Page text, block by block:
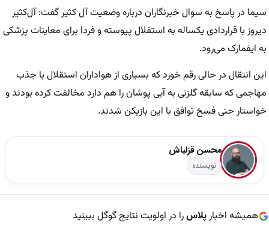
سیما در پاسخ به سوال خبرنگاران درباره وضعیت آل کثیر گفت: آل‌کثیر
دیروز با قراردادی یکساله به استقلال پیوسته و فردا برای معاینات پزشکی
به ایفمارک می‌رود.
این انتقال در حالی رقم خورد که بسیاری از هواداران استقلال با جذب
مهاجمی که سابقه گلزنی به آبی پوشان را هم دارد مخالفت کرده بودند و
خواستار حتی فسخ توافق با این بازیکن شدند.
محسن قزلباش
نویسنده
همیشه اخبارپلاسرا در اولویت نتایج گوگل ببینید